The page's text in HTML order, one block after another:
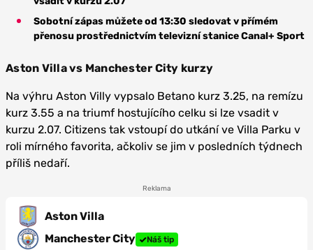
Sobotní zápas můžete od 13:30 sledovat v přímém
přenosu prostřednictvím televizní stanice Canal+ Sport
Aston Villa vs Manchester City kurzy
Na výhru Aston Villy vypsalo Betano kurz 3.25, na remízu
kurz 3.55 a na triumf hostujícího celku si lze vsadit v
kurzu 2.07. Citizens tak vstoupí do utkání ve Villa Parku v
roli mírného favorita, ačkoliv se jim v posledních týdnech
příliš nedaří.
Reklama
Aston Villa
Manchester City
Náš tip